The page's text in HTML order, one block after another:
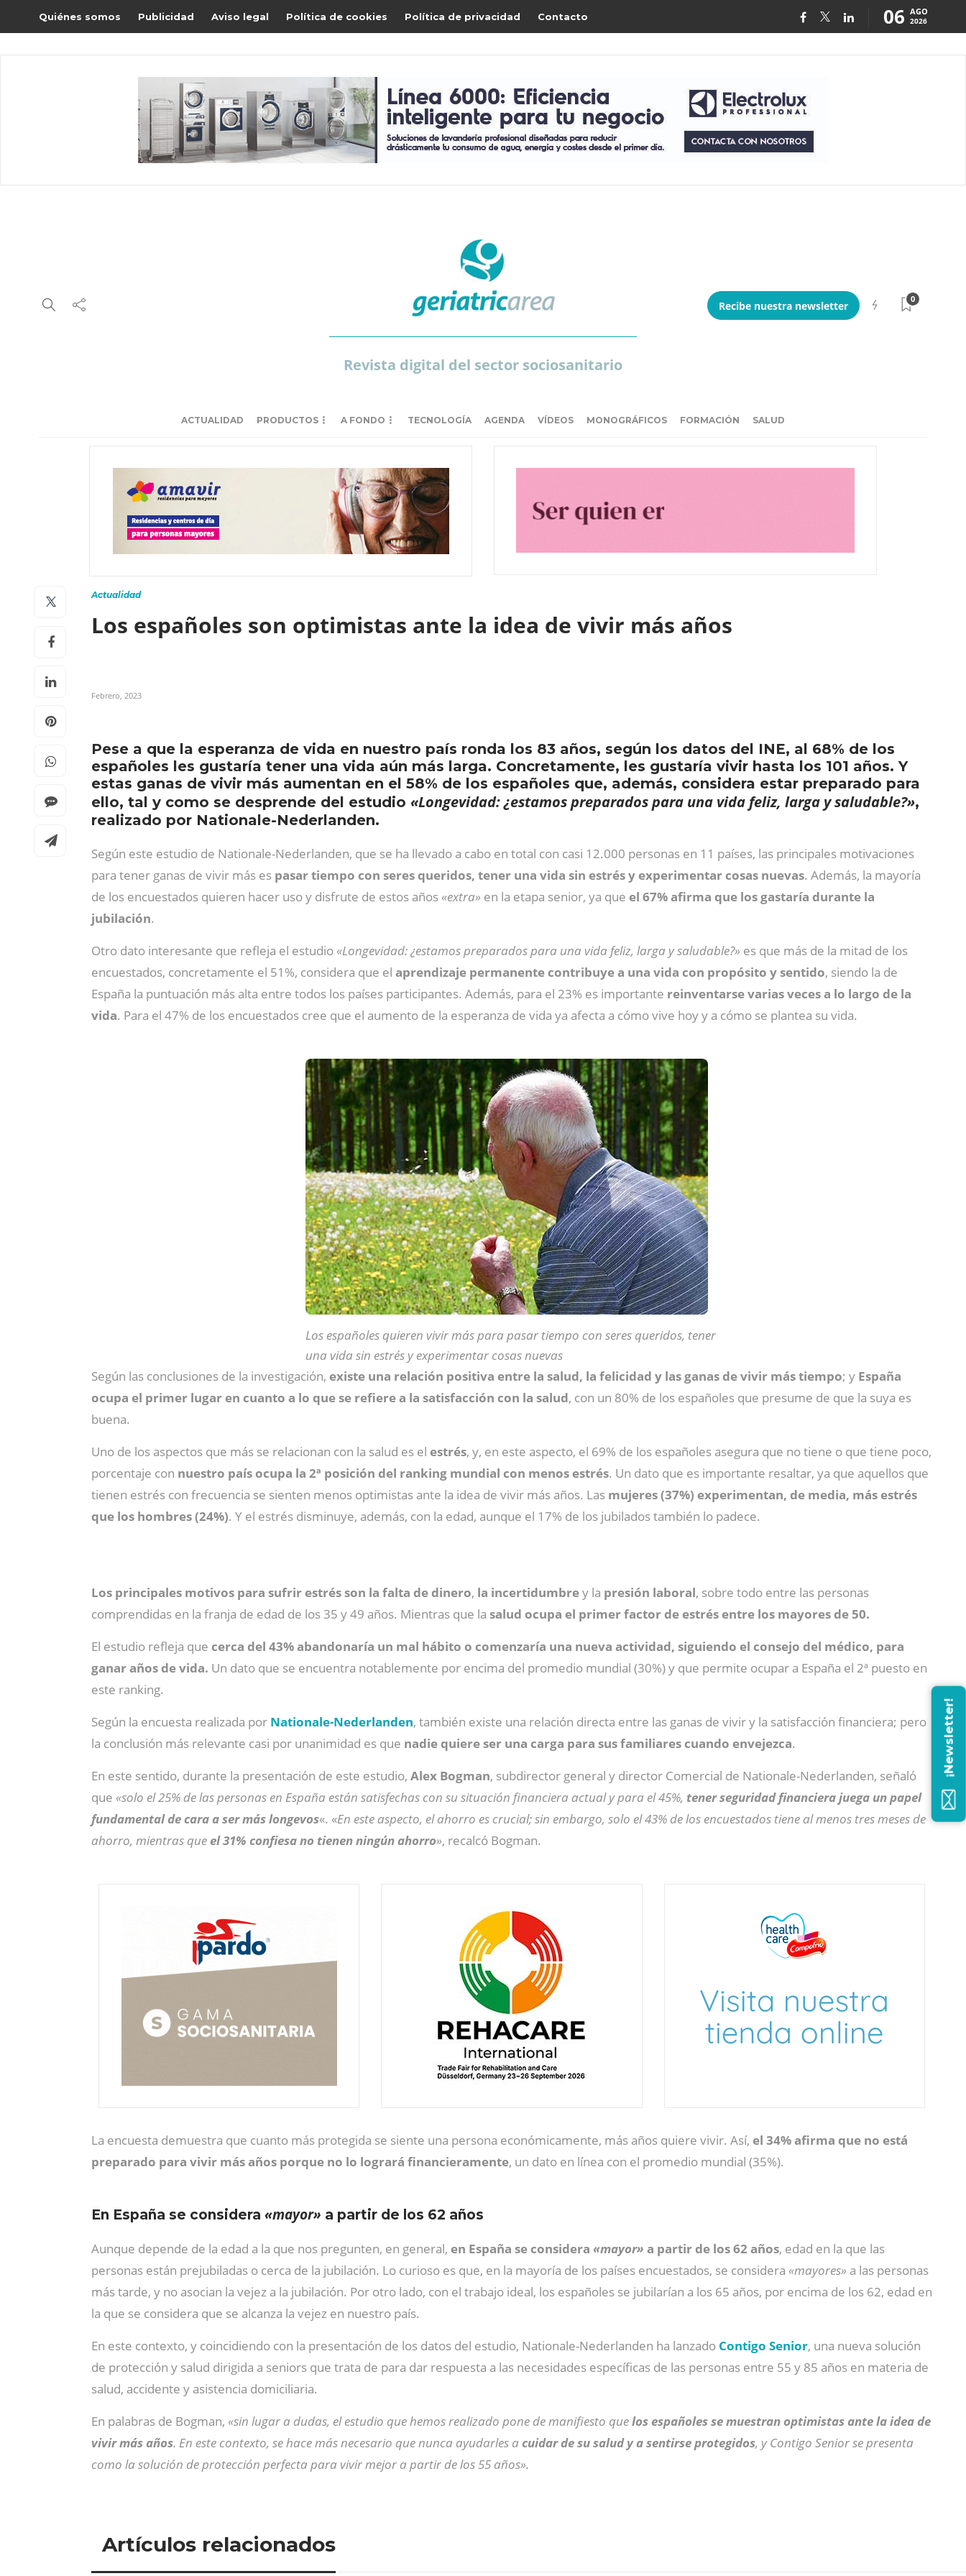
Quiénes somos Publicidad Aviso legal Política de cookies Política de privacidad Contacto 06 AGO
2026
Revista digital del sector sociosanitario
Recibe nuestra newsletter
0
ACTUALIDAD PRODUCTOS A FONDO TECNOLOGÍA AGENDA VÍDEOS MONOGRÁFICOS FORMACIÓN SALUD
Actualidad
Los españoles son optimistas ante la idea de vivir más años
Febrero, 2023
Pese a que la esperanza de vida en nuestro país ronda los 83 años, según los datos del INE, al 68% de los
españoles les gustaría tener una vida aún más larga. Concretamente, les gustaría vivir hasta los 101 años. Y
estas ganas de vivir más aumentan en el 58% de los españoles que, además, considera estar preparado para
ello, tal y como se desprende del estudio «Longevidad: ¿estamos preparados para una vida feliz, larga y saludable?»,
realizado por Nationale-Nederlanden.
Según este estudio de Nationale-Nederlanden, que se ha llevado a cabo en total con casi 12.000 personas en 11 países, las principales motivaciones
para tener ganas de vivir más es pasar tiempo con seres queridos, tener una vida sin estrés y experimentar cosas nuevas. Además, la mayoría
de los encuestados quieren hacer uso y disfrute de estos años «extra» en la etapa senior, ya que el 67% afirma que los gastaría durante la
jubilación.
Otro dato interesante que refleja el estudio «Longevidad: ¿estamos preparados para una vida feliz, larga y saludable?» es que más de la mitad de los
encuestados, concretamente el 51%, considera que el aprendizaje permanente contribuye a una vida con propósito y sentido, siendo la de
España la puntuación más alta entre todos los países participantes. Además, para el 23% es importante reinventarse varias veces a lo largo de la
vida. Para el 47% de los encuestados cree que el aumento de la esperanza de vida ya afecta a cómo vive hoy y a cómo se plantea su vida.
Los españoles quieren vivir más para pasar tiempo con seres queridos, tener
una vida sin estrés y experimentar cosas nuevas
Según las conclusiones de la investigación, existe una relación positiva entre la salud, la felicidad y las ganas de vivir más tiempo; y España
ocupa el primer lugar en cuanto a lo que se refiere a la satisfacción con la salud, con un 80% de los españoles que presume de que la suya es
buena.
Uno de los aspectos que más se relacionan con la salud es el estrés, y, en este aspecto, el 69% de los españoles asegura que no tiene o que tiene poco,
porcentaje con nuestro país ocupa la 2ª posición del ranking mundial con menos estrés. Un dato que es importante resaltar, ya que aquellos que
tienen estrés con frecuencia se sienten menos optimistas ante la idea de vivir más años. Las mujeres (37%) experimentan, de media, más estrés
que los hombres (24%). Y el estrés disminuye, además, con la edad, aunque el 17% de los jubilados también lo padece.
Los principales motivos para sufrir estrés son la falta de dinero, la incertidumbrey la presión laboral, sobre todo entre las personas
comprendidas en la franja de edad de los 35 y 49 años. Mientras que la salud ocupa el primer factor de estrés entre los mayores de 50.
El estudio refleja que cerca del 43% abandonaría un mal hábito o comenzaría una nueva actividad, siguiendo el consejo del médico, para
ganar años de vida. Un dato que se encuentra notablemente por encima del promedio mundial (30%) y que permite ocupar a España el 2ª puesto en
este ranking.
Según la encuesta realizada por Nationale-Nederlanden, también existe una relación directa entre las ganas de vivir y la satisfacción financiera; pero
la conclusión más relevante casi por unanimidad es que nadie quiere ser una carga para sus familiares cuando envejezca.
En este sentido, durante la presentación de este estudio, Alex Bogman, subdirector general y director Comercial de Nationale-Nederlanden, señaló
que «solo el 25% de las personas en España están satisfechas con su situación financiera actual y para el 45%, tener seguridad financiera juega un papel
fundamental de cara a ser más longevos«. «En este aspecto, el ahorro es crucial; sin embargo, solo el 43% de los encuestados tiene al menos tres meses de
ahorro, mientras queel 31% confiesa no tienen ningún ahorro», recalcó Bogman.
La encuesta demuestra que cuanto más protegida se siente una persona económicamente, más años quiere vivir. Así, el 34% afirma que no está
preparado para vivir más años porque no lo logrará financieramente, un dato en línea con el promedio mundial (35%).
En España se considera «mayor» a partir de los 62 años
Aunque depende de la edad a la que nos pregunten, en general, en España se considera «mayor» a partir de los 62 años, edad en la que las
personas están prejubiladas o cerca de la jubilación. Lo curioso es que, en la mayoría de los países encuestados, se considera «mayores» a las personas
más tarde, y no asocian la vejez a la jubilación. Por otro lado, con el trabajo ideal, los españoles se jubilarían a los 65 años, por encima de los 62, edad en
la que se considera que se alcanza la vejez en nuestro país.
En este contexto, y coincidiendo con la presentación de los datos del estudio, Nationale-Nederlanden ha lanzado Contigo Senior, una nueva solución
de protección y salud dirigida a seniors que trata de para dar respuesta a las necesidades específicas de las personas entre 55 y 85 años en materia de
salud, accidente y asistencia domiciliaria.
En palabras de Bogman, «sin lugar a dudas, el estudio que hemos realizado pone de manifiesto quelos españoles se muestran optimistas ante la idea de
vivir más años. En este contexto, se hace más necesario que nunca ayudarles a cuidar de su salud y a sentirse protegidos, y Contigo Senior se presenta
como la solución de protección perfecta para vivir mejor a partir de los 55 años».
Artículos relacionados
¡Newsletter!